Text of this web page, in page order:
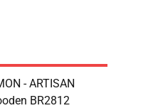
- ARTISAN
BR2812